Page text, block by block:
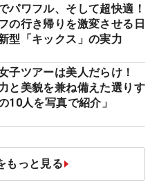
パワフル、そして超快適！
の行き帰りを激変させる日
型「キックス」の実力
子ツアーは美人だらけ！
力と美貌を兼ね備えた選りす
10人を写真で紹介」
もっと見る